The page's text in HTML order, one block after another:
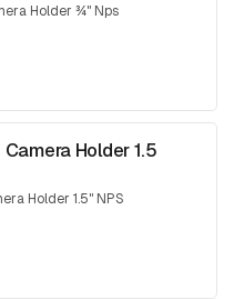
Holder ¾" Nps
Holder 1.5
Holder 1.5" NPS